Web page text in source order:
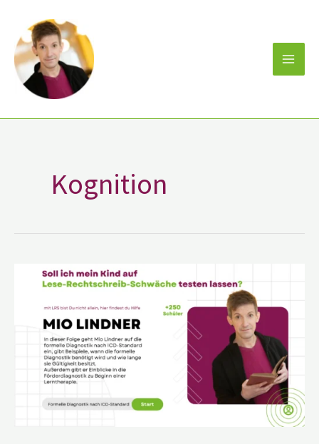
Inhalt
springen
Kognition
Soll
ich
mein
Kind
auf
LRS
testen
lassen?